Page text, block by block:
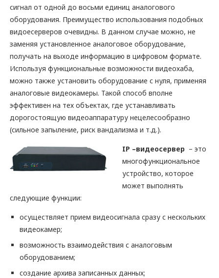
сигнал от одной до восьми единиц аналогового
оборудования. Преимущество использования подобных
видоесерверов очевидны. В данном случае можно, не
заменяя установленное аналоговое оборудование,
получать на выходе информацию в цифровом формате.
Используя функциональные возможности видеохаба,
можно также установить оборудование с нуля, применяя
аналоговые видеокамеры. Такой способ вполне
эффективен на тех объектах, где устанавливать
дорогостоящую видеоаппаратуру нецелесообразно
(сильное запыление, риск вандализма и т.д.).
IP –видеосервер – это
многофункциональное
устройство, которое
может выполнять
следующие функции:
осуществляет прием видеосигнала сразу с нескольких
видеокамер;
возможность взаимодействия с аналоговым
оборудованием;
создание архива записанных данных;